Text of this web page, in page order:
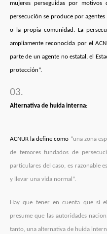
mujeres perseguidas por
persecución se produce por agentes
o la propia comunidad. La
ampliamente reconocida por el
parte de un agente no estatal, el
protección”.
Alternativa de huida interna:
ACNUR la define como “una zona
de temores fundados de
particulares del caso, es razonable
y llevar una vida normal”.
Hay que tener en cuenta que si
presume que las autoridades
tanto, una alternativa de huida